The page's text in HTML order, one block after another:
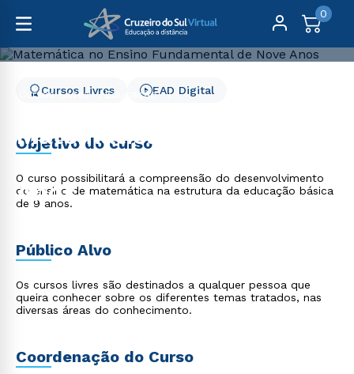
0
Cursos Livres
Educação
Matemática no Ensino
Fundamental de Nove
Anos
Cursos Livres EAD Digital
Objetivo do curso
O curso possibilitará a compreensão do desenvolvimento
do ensino de matemática na estrutura da educação básica
de 9 anos.
Público Alvo
Os cursos livres são destinados a qualquer pessoa que
queira conhecer sobre os diferentes temas tratados, nas
diversas áreas do conhecimento.
Coordenação do Curso